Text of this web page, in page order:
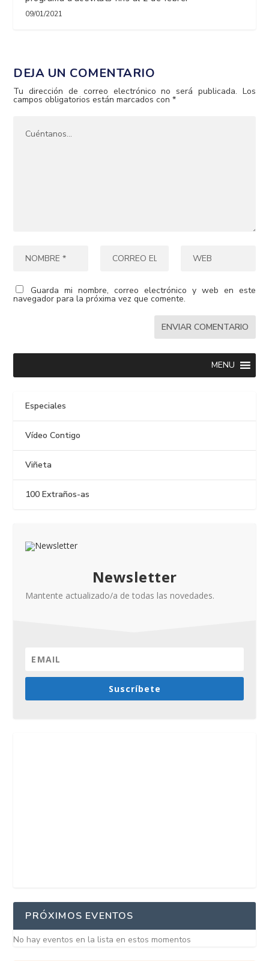
09/01/2021
DEJA UN COMENTARIO
Tu dirección de correo electrónico no será publicada. Los
campos obligatorios están marcados con*
Guarda mi nombre, correo electrónico y web en este
navegador para la próxima vez que comente.
MENU
Especiales
Vídeo Contigo
Viñeta
100 Extraños-as
Newsletter
Mantente actualizado/a de todas las novedades.
Suscríbete
PRÓXIMOS EVENTOS
No hay eventos en la lista en estos momentos